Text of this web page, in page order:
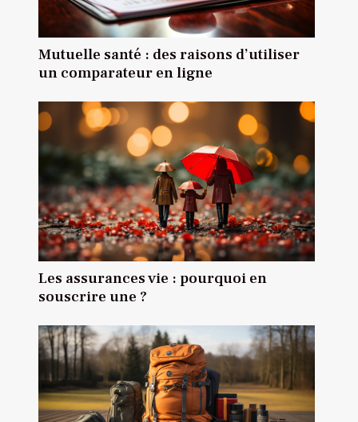
Mutuelle santé : des raisons d’utiliser
un comparateur en ligne
Les assurances vie : pourquoi en
souscrire une ?